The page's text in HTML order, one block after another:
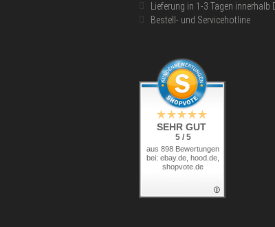
Lieferung in 1-3 Tagen
Bestell- und Servicehotline
SEHR GUT
5 / 5
aus 898 Bewertungen
bei: ebay.de, hood.de,
shopvote.de